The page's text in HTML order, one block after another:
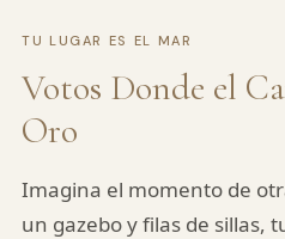
TU LUGAR ES EL MAR
Votos Donde el
Oro
Imagina el momento de
un gazebo y filas de sillas,